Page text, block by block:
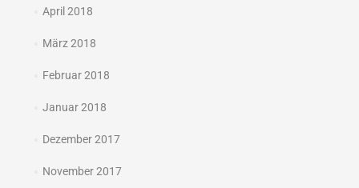
April 2018
März 2018
Februar 2018
Januar 2018
Dezember 2017
November 2017